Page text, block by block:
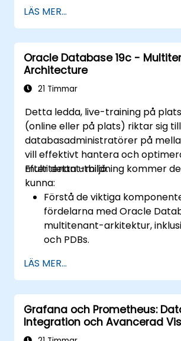
backup- och
inklusive RMAN-miljön och
återställningsområdet.
Utveckla praktiska
olika typer av backups och
återställningsåtgärder,
återställningar.
Lära sig hur man utnyttjar
Flashback-teknik för effektiv
databasåterställning och
katastrofscenarier.
Tillämpa bästa praxis för
återställning och
för att säkerställa
minimera nedtid i Oracle
LÄS MER...
Oracle Database 19c -
Architecture
21 Timmar
Detta ledda, live-training på
(online eller på plats) riktar sig till
databasadministratörer på
vill effektivt hantera och
multitenant-miljö.
Efter detta utbildning kommer
kunna:
Förstå de viktiga
fördelarna med Oracle
multitenant-arkitektur,
och PDBs.
konfigurera och hantera
behållardatabaser (CDBs)
databas (PDBs).
Utveckla kompetens i att
säkerhetsåtgärder,
LÄS MER...
Grafana och Prometheus:
Integration och Avancerad